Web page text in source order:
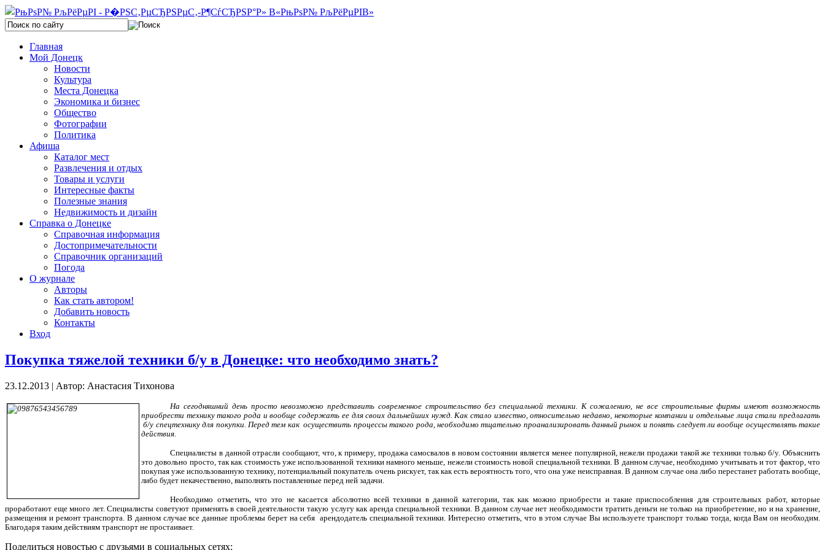
Главная
Мой Донецк
Новости
Культура
Места Донецка
Экономика и бизнес
Общество
Фотографии
Политика
Афиша
Каталог мест
Развлечения и отдых
Товары и услуги
Интересные факты
Полезные знания
Недвижимость и дизайн
Справка о Донецке
Справочная информация
Достопримечательности
Справочник организаций
Погода
О журнале
Авторы
Как стать автором!
Добавить новость
Контакты
Вход
Покупка тяжелой техники б/у в Донецке: что необходимо знать?
23.12.2013 | Автор: Анастасия Тихонова
На сегодняшний день просто невозможно представить современное строительство без специальной техники. К сожалению, не все строительные фирмы имеют возможность
приобрести технику такого рода и вообще содержать ее для своих дальнейших нужд. Как стало известно, относительно недавно, некоторые компании и отдельные лица стали предлагать
б/у спецтехникудля покупки. Перед тем какосуществить процессы такого рода, необходимо тщательно проанализировать данный рынок и понять следует ли вообще осуществлять такие
действия.
Специалисты в данной отрасли сообщают, что, к примеру, продажа самосвалов в новом состоянии является менее популярной, нежели продажи такой же техники только б/у. Объяснить
это довольно просто, так как стоимость уже использованной техники намного меньше, нежели стоимость новой специальной техники. В данном случае, необходимо учитывать и тот фактор, что
покупая уже использованную технику, потенциальный покупатель очень рискует, так как есть вероятность того, что она уже неисправная. В данном случае она либо перестанет работать вообще,
либо будет некачественно, выполнять поставленные перед ней задачи.
Необходимо отметить, что это не касается абсолютно всей техники в данной категории, так как можно приобрести и такие приспособления для строительных работ, которые
проработают еще много лет. Специалисты советуют применять в своей деятельности такую услугу как аренда специальной техники. В данном случае нет необходимости тратить деньги не только на приобретение, но и на хранение,
размещения и ремонт транспорта. В данном случае все данные проблемы берет на себя арендодатель специальной техники. Интересно отметить, что в этом случае Вы используете транспорт только тогда, когда Вам он необходим.
Благодаря таким действиям транспорт не простаивает.
Поделиться новостью с друзьями в социальных сетях: